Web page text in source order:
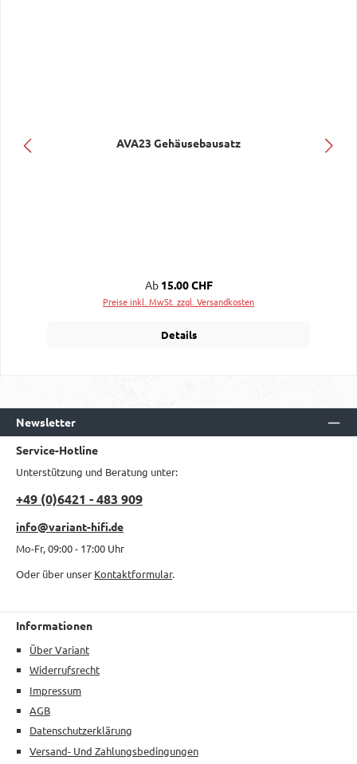
AVA23 Gehäusebausatz
Regulärer Preis:
Ab 15.00 CHF
Preise inkl. MwSt. zzgl. Versandkosten
Details
Newsletter
Service-Hotline
Unterstützung und Beratung unter:
+49 (0)6421 - 483 909
info@variant-hifi.de
Mo-Fr, 09:00 - 17:00 Uhr
Oder über unser Kontaktformular.
Informationen
Über Variant
Widerrufsrecht
Impressum
AGB
Datenschutzerklärung
Versand- Und Zahlungsbedingungen